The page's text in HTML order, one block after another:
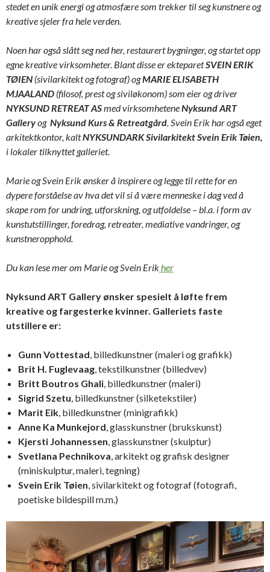
stedet en unik energi og atmosfære som trekker til seg kunstnere og
kreative sjeler fra hele verden.
Noen har også slått seg ned her, restaurert bygninger, og startet opp
egne kreative virksomheter. Blant disse er ekteparetSVEIN ERIK
TØIEN (sivilarkitekt og fotograf) ogMARIE ELISABETH
MJAALAND (filosof, prest og siviløkonom) som eier og driver
NYKSUND RETREAT ASmed virksomheteneNyksund ART
Galleryog Nyksund Kurs & Retreatgård. Svein Erik har også eget
arkitektkontor, kaltNYKSUNDARK Sivilarkitekt Svein Erik Tøien,
i lokaler tilknyttet galleriet.
Marie og Svein Erik ønsker å inspirere og legge til rette for en
dypere forståelse av hva det vil si å være menneske i dag ved å
skape rom for undring, utforskning, og utfoldelse – bl.a. i form av
kunstutstillinger, foredrag, retreater, mediative vandringer, og
kunstneropphold.
Du kan lese mer om Marie og Svein Erikher
Nyksund ART Gallery ønsker spesielt å løfte frem
kreative og fargesterke kvinner. Galleriets faste
utstillere er:
Gunn Vottestad, billedkunstner (maleri og grafikk)
Brit H. Fuglevaag, tekstilkunstner (billedvev)
Britt Boutros Ghali, billedkunstner (maleri)
Sigrid Szetu, billedkunstner (silketekstiler)
Marit Eik, billedkunstner (minigrafikk)
Anne Ka Munkejord, glasskunstner (brukskunst)
Kjersti Johannessen, glasskunstner (skulptur)
Svetlana Pechnikova, arkitekt og grafisk designer
(miniskulptur, maleri, tegning)
Svein Erik Tøien, sivilarkitekt og fotograf (fotografi,
poetiske bildespill m.m.)